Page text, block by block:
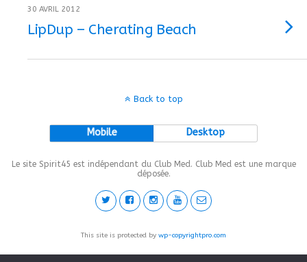
30 AVRIL 2012
LipDup – Cherating Beach
Back to top
Mobile Desktop
Le site Spirit45 est indépendant du Club Med. Club Med est une marque
déposée.
This site is protected by wp-copyrightpro.com